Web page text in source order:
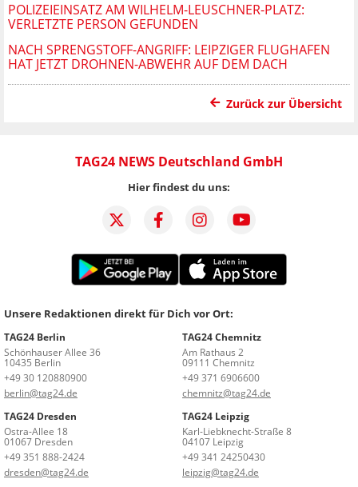
POLIZEIEINSATZ AM WILHELM-LEUSCHNER-PLATZ:
VERLETZTE PERSON GEFUNDEN
NACH SPRENGSTOFF-ANGRIFF: LEIPZIGER FLUGHAFEN
HAT JETZT DROHNEN-ABWEHR AUF DEM DACH
Zurück zur Übersicht
TAG24 NEWS Deutschland GmbH
Hier findest du uns:
Unsere Redaktionen direkt für Dich vor Ort:
TAG24 Berlin
Schönhauser Allee 36
10435 Berlin
+49 30 120880900
berlin@tag24.de
TAG24 Chemnitz
Am Rathaus 2
09111 Chemnitz
+49 371 6906600
chemnitz@tag24.de
TAG24 Dresden
Ostra-Allee 18
01067 Dresden
+49 351 888-2424
dresden@tag24.de
TAG24 Leipzig
Karl-Liebknecht-Straße 8
04107 Leipzig
+49 341 24250430
leipzig@tag24.de